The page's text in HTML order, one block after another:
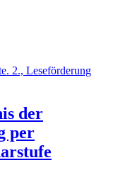
der
per